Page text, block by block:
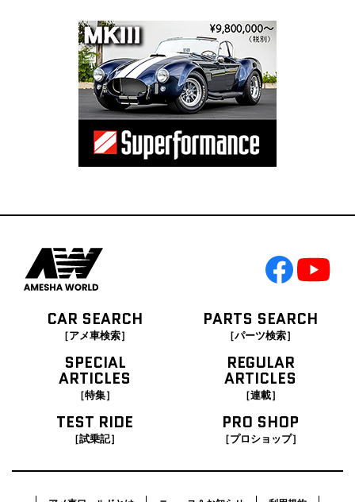
CAR SEARCH
［アメ車検索］
PARTS SEARCH
［パーツ検索］
SPECIAL
ARTICLES
［特集］
REGULAR
ARTICLES
［連載］
TEST RIDE
［試乗記］
PRO SHOP
［プロショップ］